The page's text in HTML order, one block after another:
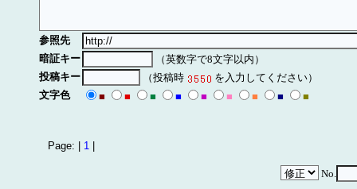
参照先
暗証キー
（英数字で8文字以内）
投稿キー
（投稿時
を入力してください）
文字色
■ ■ ■ ■ ■ ■ ■ ■ ■
Page: | 1 |
No.